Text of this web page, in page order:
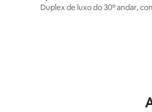
Duplex de luxo do 30º andar,